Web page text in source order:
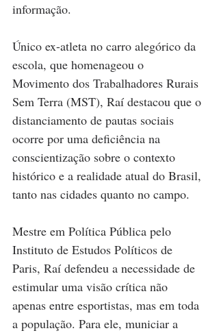
informação.
Único ex-atleta no carro alegórico da
escola, que homenageou o
Movimento dos Trabalhadores Rurais
Sem Terra (MST), Raí destacou que o
distanciamento de pautas sociais
ocorre por uma deficiência na
conscientização sobre o contexto
histórico e a realidade atual do Brasil,
tanto nas cidades quanto no campo.
Mestre em Política Pública pelo
Instituto de Estudos Políticos de
Paris, Raí defendeu a necessidade de
estimular uma visão crítica não
apenas entre esportistas, mas em toda
a população. Para ele, municiar a